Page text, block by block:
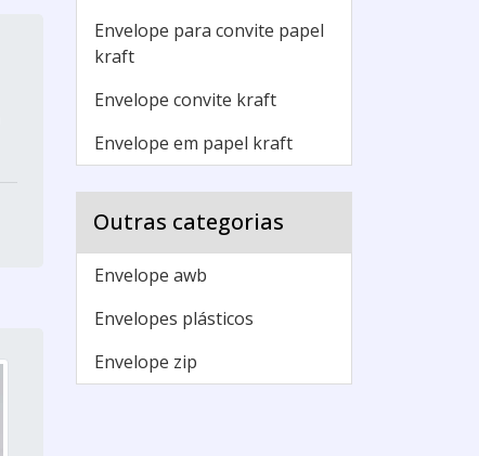
Envelope para convite papel
kraft
Envelope convite kraft
Envelope em papel kraft
Outras categorias
Envelope awb
Envelopes plásticos
Envelope zip